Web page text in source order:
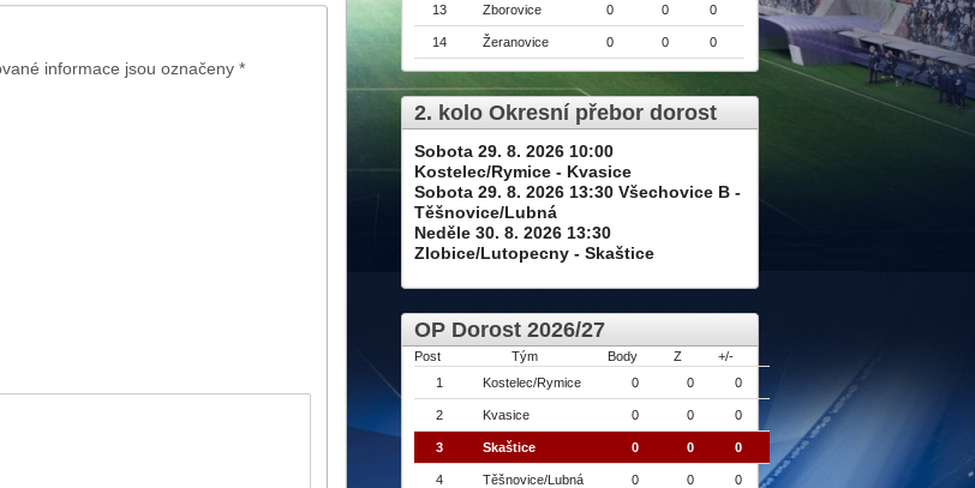
informace jsou označeny *
13 Zborovice 0 0 0
14 Žeranovice 0 0 0
2. kolo Okresní přebor dorost
Sobota 29. 8. 2026 10:00
Kostelec/Rymice - Kvasice
Sobota 29. 8. 2026 13:30 Všechovice B -
Těšnovice/Lubná
Neděle 30. 8. 2026 13:30
Zlobice/Lutopecny - Skaštice
OP Dorost 2026/27
Post Tým Body Z
+/-
1
Kostelec/Rymice 0 0 0
2 Kvasice 0 0 0
3 Skaštice 0 0 0
4 Těšnovice/Lubná 0 0 0